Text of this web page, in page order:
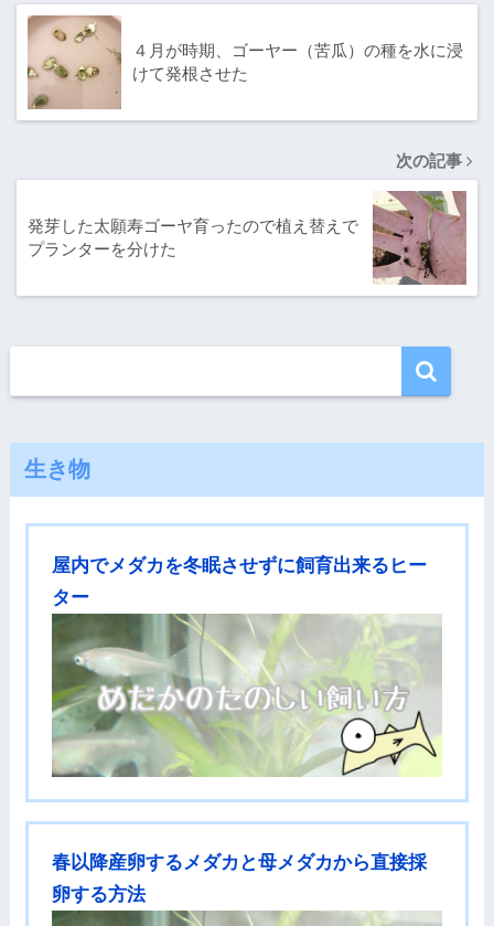
４月が時期、ゴーヤー（苦瓜）の種を水に浸
けて発根させた
次の記事
発芽した太願寿ゴーヤ育ったので植え替えで
プランターを分けた
生き物
屋内でメダカを冬眠させずに飼育出来るヒー
ター
春以降産卵するメダカと母メダカから直接採
卵する方法